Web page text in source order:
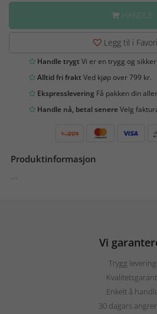
HANDLE
Legg til i
Handle trygtVi er en trygg og
Alltid fri fraktVed kjøp over 799 kr.
Ekspresslevering Få pakken din
Handle nå, betal senereVelg
Produktinformasjon
...
Vi
Trygg levering
Enkelt å
30 dagars